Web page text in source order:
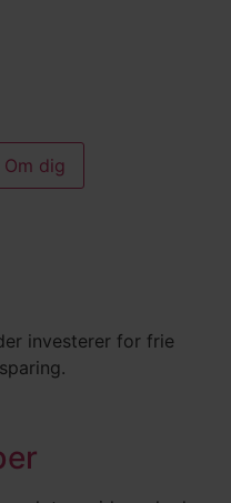
Om dig
investerer for frie